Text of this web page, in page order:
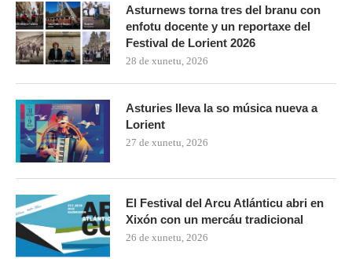
Asturnews torna tres del branu con
enfotu docente y un reportaxe del
Festival de Lorient 2026
28 de xunetu, 2026
Asturies lleva la so música nueva a
Lorient
27 de xunetu, 2026
El Festival del Arcu Atlánticu abri en
Xixón con un mercáu tradicional
26 de xunetu, 2026